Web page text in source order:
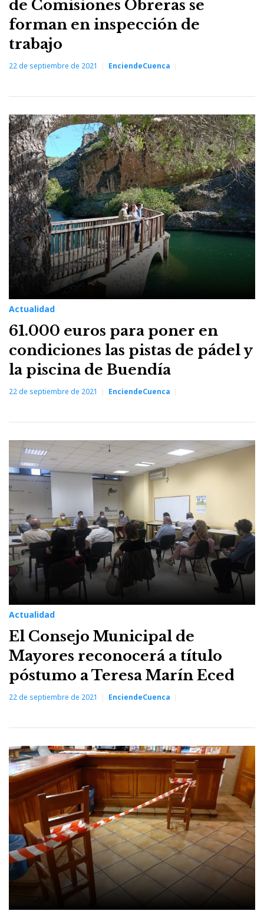
de Comisiones Obreras se
forman en inspección de
trabajo
22 de septiembre de 2021 EnciendeCuenca
Actualidad
61.000 euros para poner en
condiciones las pistas de pádel y
la piscina de Buendía
22 de septiembre de 2021 EnciendeCuenca
Actualidad
El Consejo Municipal de
Mayores reconocerá a título
póstumo a Teresa Marín Eced
22 de septiembre de 2021 EnciendeCuenca